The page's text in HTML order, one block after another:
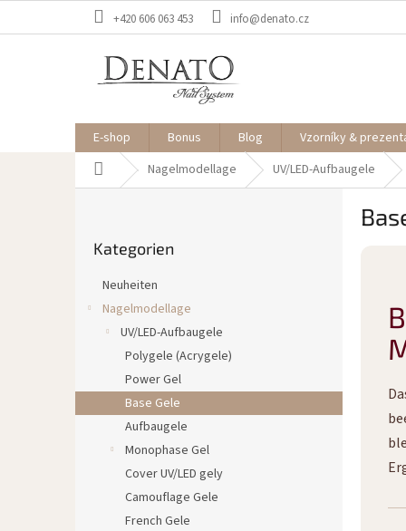
+420 606 063 453 info@denato.cz
E-shop Bonus Blog Vzorníky &
StartseiteNagelmodellage UV/LED-Aufbaugele
t
e
überspringen
Kategorien
Neuheiten
Nagelmodellage
UV/LED-Aufbaugele
Polygele (Acrygele)
Power Gel
Base Gele
Aufbaugele
Monophase Gel
Cover UV/LED gely
Camouflage Gele
French Gele